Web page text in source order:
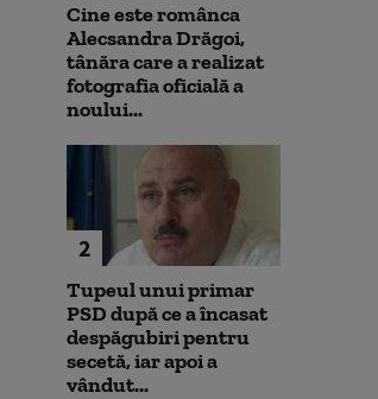
Cine este românca
Alecsandra Drăgoi,
tânăra care a realizat
fotografia oficială a
noului...
2
Tupeul unui primar
PSD după ce a încasat
despăgubiri pentru
secetă, iar apoi a
vândut...